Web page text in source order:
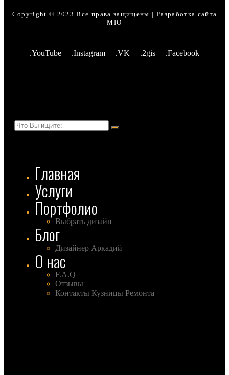
Copyright © 2023 Все права защищены | Разработка сайта
MIO
.YouTube .Instagram .VK .2gis .Facebook
Главная
Услуги
Портфолио
Выбрать дизайн
Блог
Дизайнер Аркадий
О нас
F.A.Q
Отзывы
Контакты Кузницы Ремонта